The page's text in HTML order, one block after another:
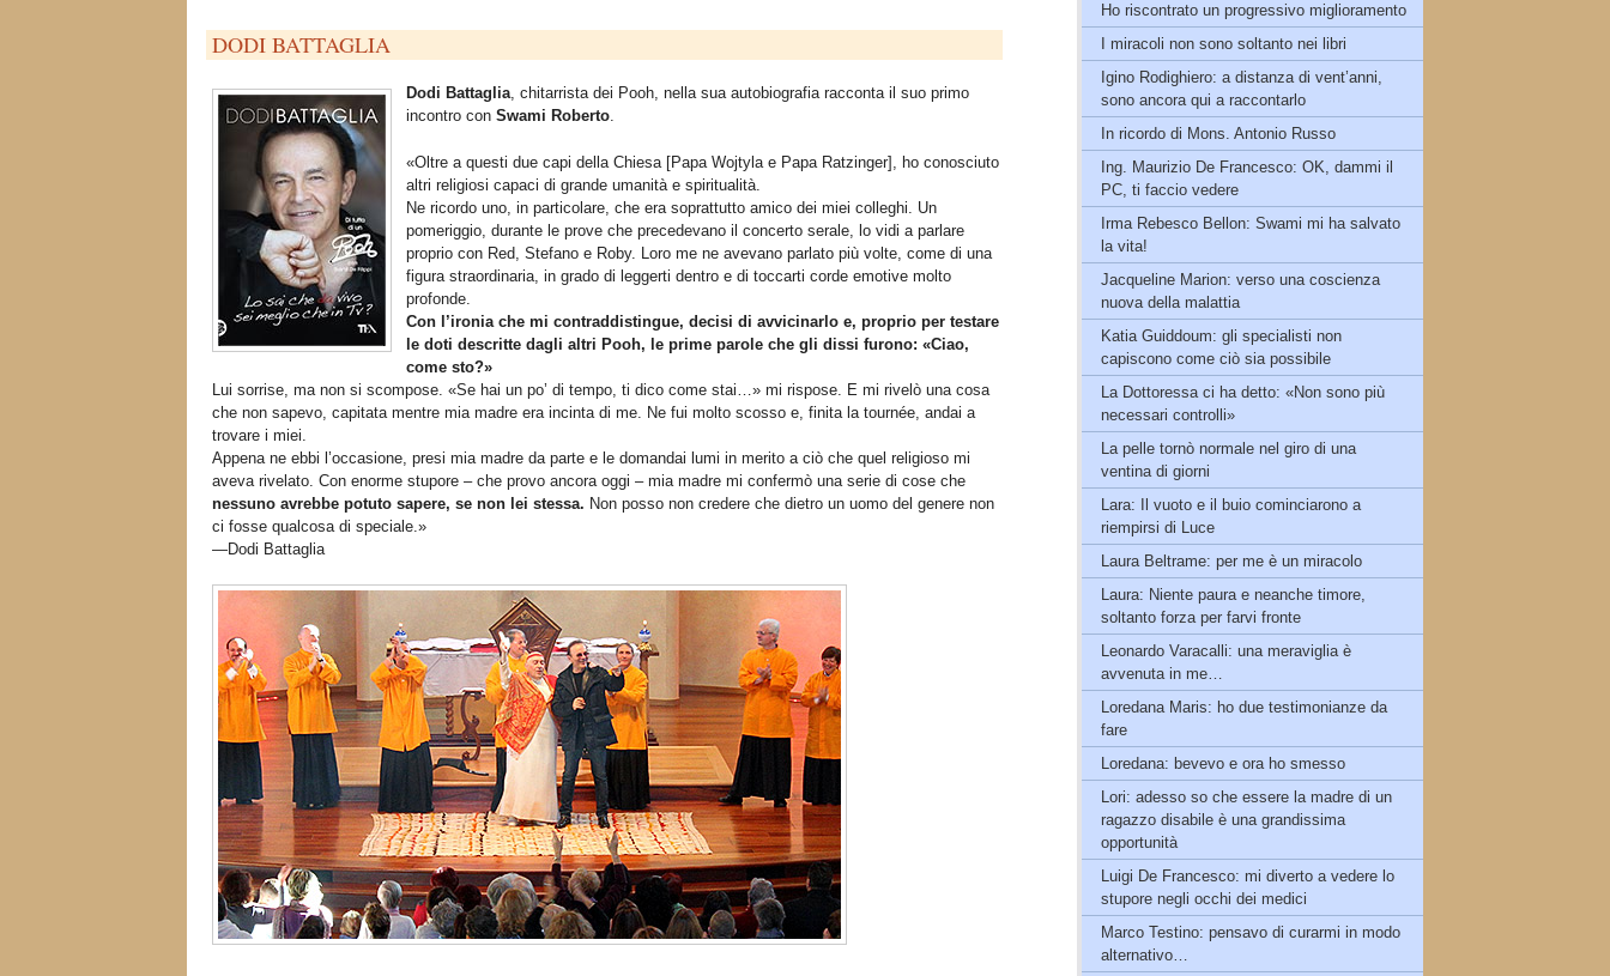
DODI BATTAGLIA
Dodi Battaglia , chitarrista dei Pooh, nella sua autobiografia racconta il suo primo
incontro con Swami Roberto
«Oltre a questi due capi della Chiesa [Papa Wojtyla e Papa Ratzinger], ho conosciuto
altri religiosi capaci di grande umanità e spiritualità.
Ne ricordo uno, in particolare, che era soprattutto amico dei miei colleghi. Un
pomeriggio, durante le prove che precedevano il concerto serale, lo vidi a parlare
proprio con Red, Stefano e Roby. Loro me ne avevano parlato più volte, come di una
figura straordinaria, in grado di leggerti dentro e di toccarti corde emotive molto
profonde.
Con l’ironia che mi contraddistingue, decisi di avvicinarlo e, proprio per testare
le doti descritte dagli altri Pooh, le prime parole che gli dissi furono: «Ciao,
come sto?»
Lui sorrise, ma non si scompose. «Se hai un po’ di tempo, ti dico come stai…» mi rispose. E mi rivelò una cosa
che non sapevo, capitata mentre mia madre era incinta di me. Ne fui molto scosso e, finita la tournée, andai a
trovare i miei.
Appena ne ebbi l’occasione, presi mia madre da parte e le domandai lumi in merito a ciò che quel religioso mi
aveva rivelato. Con enorme stupore – che provo ancora oggi – mia madre mi confermò una serie di cose che
nessuno avrebbe potuto sapere, se non lei stessa. Non posso non credere che dietro un uomo del genere non
ci fosse qualcosa di speciale.»
—Dodi Battaglia
Ho riscontrato un progressivo miglioramento
I miracoli non sono soltanto nei libri
Igino Rodighiero: a distanza di vent’anni,
sono ancora qui a raccontarlo
In ricordo di Mons. Antonio Russo
Ing. Maurizio De Francesco: OK, dammi il
PC, ti faccio vedere
Irma Rebesco Bellon: Swami mi ha salvato
la vita!
Jacqueline Marion: verso una coscienza
nuova della malattia
Katia Guiddoum: gli specialisti non
capiscono come ciò sia possibile
La Dottoressa ci ha detto: «Non sono più
necessari controlli»
La pelle tornò normale nel giro di una
ventina di giorni
Lara: Il vuoto e il buio cominciarono a
riempirsi di Luce
Laura Beltrame: per me è un miracolo
Laura: Niente paura e neanche timore,
soltanto forza per farvi fronte
Leonardo Varacalli: una meraviglia è
avvenuta in me…
Loredana Maris: ho due testimonianze da
fare
Loredana: bevevo e ora ho smesso
Lori: adesso so che essere la madre di un
ragazzo disabile è una grandissima
opportunità
Luigi De Francesco: mi diverto a vedere lo
stupore negli occhi dei medici
Marco Testino: pensavo di curarmi in modo
alternativo…